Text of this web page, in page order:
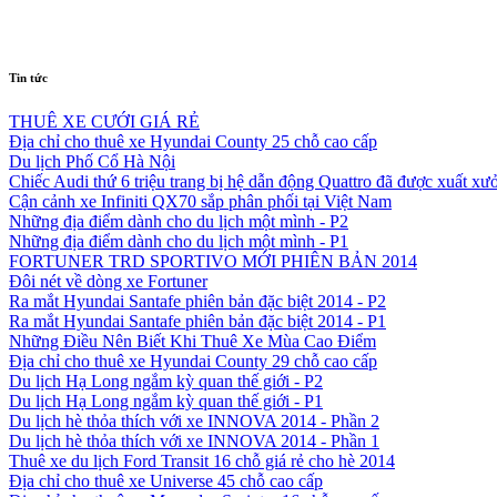
Tin tức
THUÊ XE CƯỚI GIÁ RẺ
Địa chỉ cho thuê xe Hyundai County 25 chỗ cao cấp
Du lịch Phố Cổ Hà Nội
Chiếc Audi thứ 6 triệu trang bị hệ dẫn động Quattro đã được xuất
Cận cảnh xe Infiniti QX70 sắp phân phối tại Việt Nam
Những địa điểm dành cho du lịch một mình - P2
Những địa điểm dành cho du lịch một mình - P1
FORTUNER TRD SPORTIVO MỚI PHIÊN BẢN 2014
Đôi nét về dòng xe Fortuner
Ra mắt Hyundai Santafe phiên bản đặc biệt 2014 - P2
Ra mắt Hyundai Santafe phiên bản đặc biệt 2014 - P1
Những Điều Nên Biết Khi Thuê Xe Mùa Cao Điểm
Địa chỉ cho thuê xe Hyundai County 29 chỗ cao cấp
Du lịch Hạ Long ngắm kỳ quan thế giới - P2
Du lịch Hạ Long ngắm kỳ quan thế giới - P1
Du lịch hè thỏa thích với xe INNOVA 2014 - Phần 2
Du lịch hè thỏa thích với xe INNOVA 2014 - Phần 1
Thuê xe du lịch Ford Transit 16 chỗ giá rẻ cho hè 2014
Địa chỉ cho thuê xe Universe 45 chỗ cao cấp